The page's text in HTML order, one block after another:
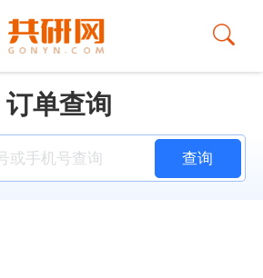
订单查询
查询